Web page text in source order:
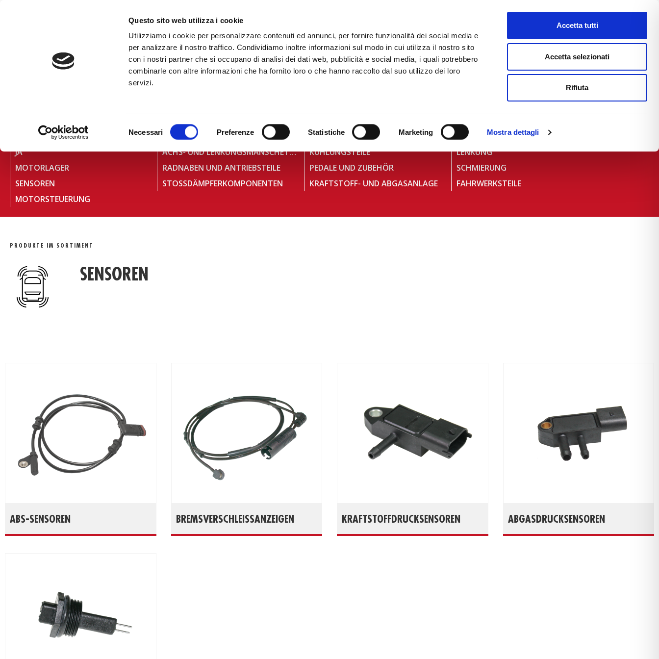
Questo sito web utilizza i cookie
Utilizziamo i cookie per personalizzare contenuti ed annunci, per fornire funzionalità dei social media e
per analizzare il nostro traffico. Condividiamo inoltre informazioni sul modo in cui utilizza il nostro sito
con i nostri partner che si occupano di analisi dei dati web, pubblicità e social media, i quali potrebbero
combinarle con altre informazioni che ha fornito loro o che hanno raccolto dal suo utilizzo dei loro
servizi.
del
Necessari Preferenze Statistiche Marketing Mostra dettagli
Accetta tutti
Accetta selezionati
Rifiuta
DIGITALER KATALOG TECALLIANCE E-COMMERCE FAST NEWS
GETRIEBETEILE BEFESTIGUNGSELEMENTE BEFESTIGUNGSSYSTEM
HEIZUNGSKOMPONENTEN
JA
ACHS- UND LENKUNGSMANSCHETTEN KÜHLUNGSTEILE
LENKUNG
MOTORLAGER
RADNABEN UND ANTRIEBSTEILE PEDALE UND ZUBEHÖR
SCHMIERUNG
SENSOREN
STOSSDÄMPFERKOMPONENTEN KRAFTSTOFF- UND ABGASANLAGE
FAHRWERKSTEILE
MOTORSTEUERUNG
DETAILBEREICH
PRODUKTE IM SORTIMENT
SENSOREN
ABS-SENSOREN BREMSVERSCHLEISSANZEIGEN KRAFTSTOFFDRUCKSENSOREN ABGASDRUCKSENSOREN